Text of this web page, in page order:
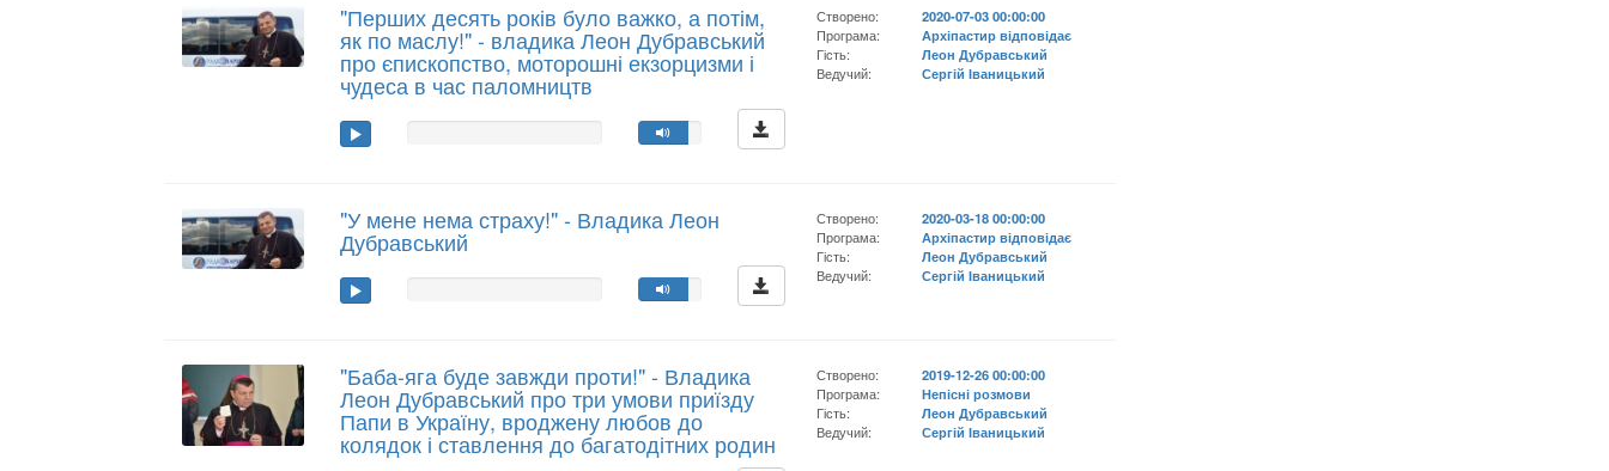
"Перших десять років було важко, а потім,
як по маслу!" - владика Леон Дубравський
про єпископство, моторошні екзорцизми і
чудеса в час паломництв
Створено:
2020-07-03 00:00:00
Програма:
Архіпастир відповідає
Гість:
Леон Дубравський
Ведучий:
Сергій Іваницький
"У мене нема страху!" - Владика Леон
Дубравський
Створено:
2020-03-18 00:00:00
Програма:
Архіпастир відповідає
Гість:
Леон Дубравський
Ведучий:
Сергій Іваницький
"Баба-яга буде завжди проти!" - Владика
Леон Дубравський про три умови приїзду
Папи в Україну, вроджену любов до
колядок і ставлення до багатодітних родин
Створено:
2019-12-26 00:00:00
Програма:
Непісні розмови
Гість:
Леон Дубравський
Ведучий:
Сергій Іваницький